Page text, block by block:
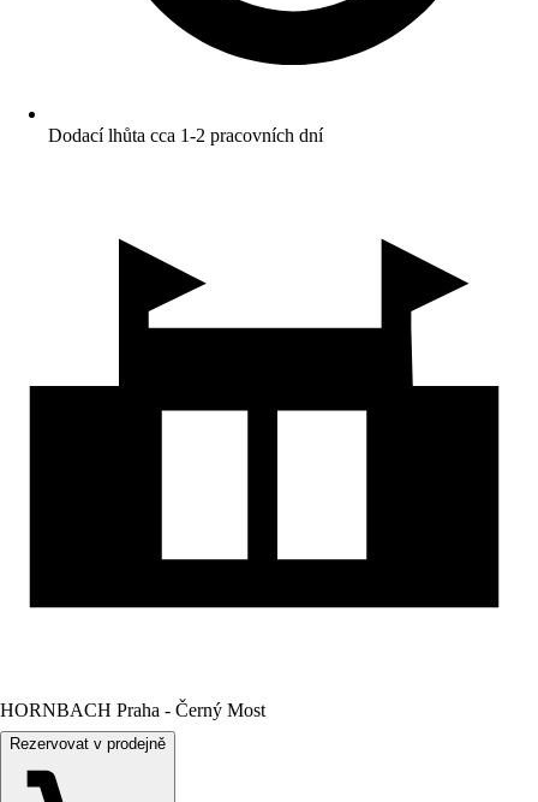
Dodací lhůta cca 1-2 pracovních dní
HORNBACH Praha - Černý Most
Rezervovat v prodejně